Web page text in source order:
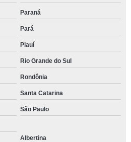
Paraná
Pará
Piauí
Rio Grande do Sul
Rondônia
Santa Catarina
São Paulo
Albertina